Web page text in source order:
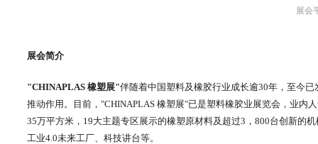
展会
展会简介
"CHINAPLAS 橡塑展"伴随着中国塑料及橡胶行业成长逾30年，至今
推动作用。目前，"CHINAPLAS 橡塑展"已是塑料橡胶业展览会，业
35万平方米，19大主题专区展示的橡塑原材料及超过3，800台创新的
工业4.0未来工厂、科技讲台等。